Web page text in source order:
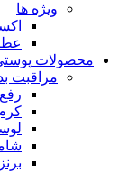
ویژه ها
محصولات
مراقبت